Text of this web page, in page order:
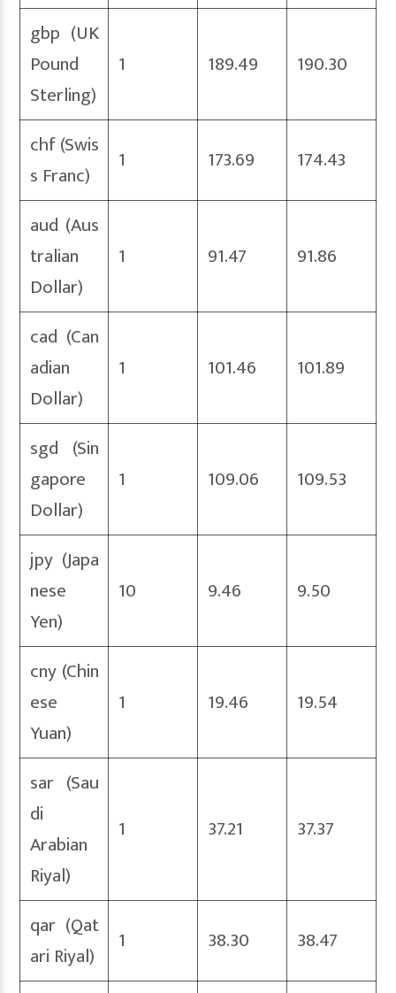
gbp (UK
Pound
Sterling)
1 189.49 190.30
chf (Swis
s Franc)
1 173.69 174.43
aud (Aus
tralian
Dollar)
1 91.47 91.86
cad (Can
adian
Dollar)
1 101.46 101.89
sgd (Sin
gapore
Dollar)
1 109.06 109.53
jpy (Japa
nese
Yen)
10 9.46 9.50
cny (Chin
ese
Yuan)
1 19.46 19.54
sar (Sau
di
Arabian
Riyal)
1 37.21 37.37
qar (Qat
ari Riyal)
1 38.30 38.47